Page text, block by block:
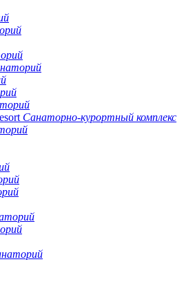
Санаторно-курортный комплекс